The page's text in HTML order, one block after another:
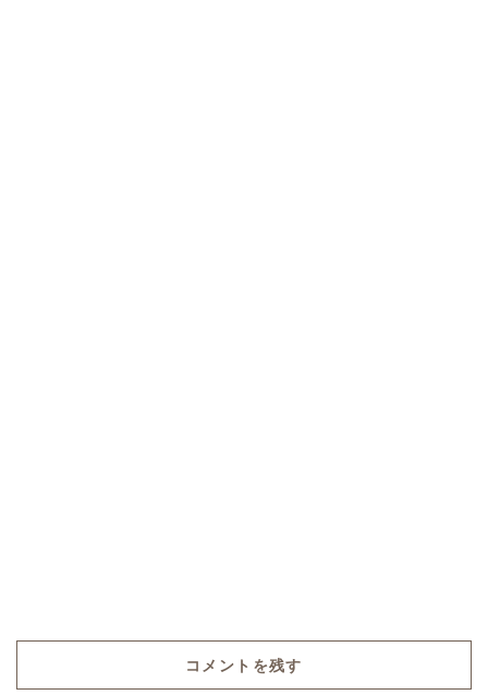
コメントを残す